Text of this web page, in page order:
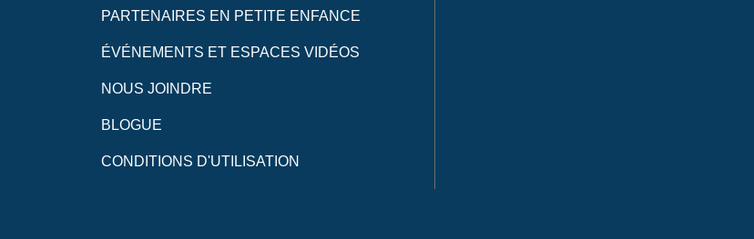
PARTENAIRES EN PETITE ENFANCE
ÉVÉNEMENTS ET ESPACES VIDÉOS
NOUS JOINDRE
BLOGUE
CONDITIONS D'UTILISATION